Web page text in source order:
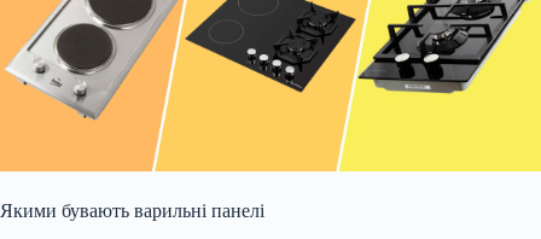
Якими бувають варильні панелі